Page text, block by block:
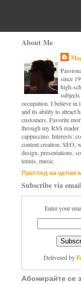
About Me
since
high-
occupation. I believe in
and its ability to attract
customers. Favorite
through my RSS
cappuccino. Interests:
content creation, SEO,
design, presentations,
tennis, music.
Преглед на целия
Subscribe via
Enter your
Delivered by
Абонирайте се